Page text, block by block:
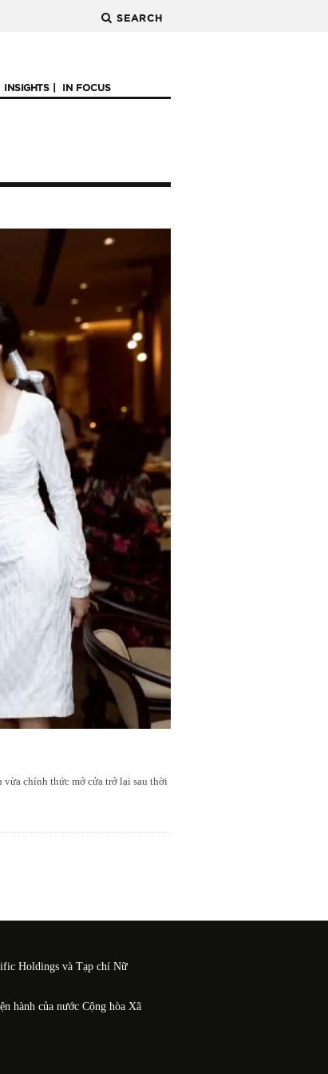
SEARCH
INSIGHTS IN FOCUS
vừa chính thức mở cửa trở lại sau thời
Holdings và Tạp chí Nữ
hành của nước Cộng hòa Xã